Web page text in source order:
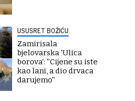
USUSRET BOŽIĆU
Zamirisala
bjelovarska 'Ulica
borova': ''Cijene su iste
kao lani, a dio drvaca
darujemo''